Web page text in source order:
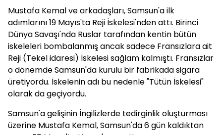
Mustafa Kemal ve arkadaşları, Samsun'a ilk
adımlarını 19 Mayıs'ta Reji İskelesi'nden attı. Birinci
Dünya Savaşı'nda Ruslar tarafından kentin bütün
iskeleleri bombalanmış ancak sadece Fransızlara ait
Reji (Tekel idaresi) İskelesi sağlam kalmıştı. Fransızlar
o dönemde Samsun'da kurulu bir fabrikada sigara
üretiyordu. İskelenin adı bu nedenle "Tütün İskelesi"
olarak da geçiyordu.
Samsun'a gelişinin İngilizlerde tedirginlik oluşturması
üzerine Mustafa Kemal, Samsun'da 6 gün kaldıktan